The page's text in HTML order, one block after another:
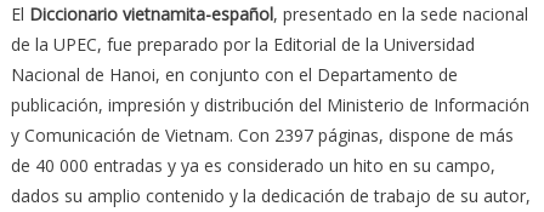
El Diccionario vietnamita-español, presentado en la sede nacional
de la UPEC, fue preparado por la Editorial de la Universidad
Nacional de Hanoi, en conjunto con el Departamento de
publicación, impresión y distribución del Ministerio de Información
y Comunicación de Vietnam. Con 2397 páginas, dispone de más
de 40 000 entradas y ya es considerado un hito en su campo,
dados su amplio contenido y la dedicación de trabajo de su autor,